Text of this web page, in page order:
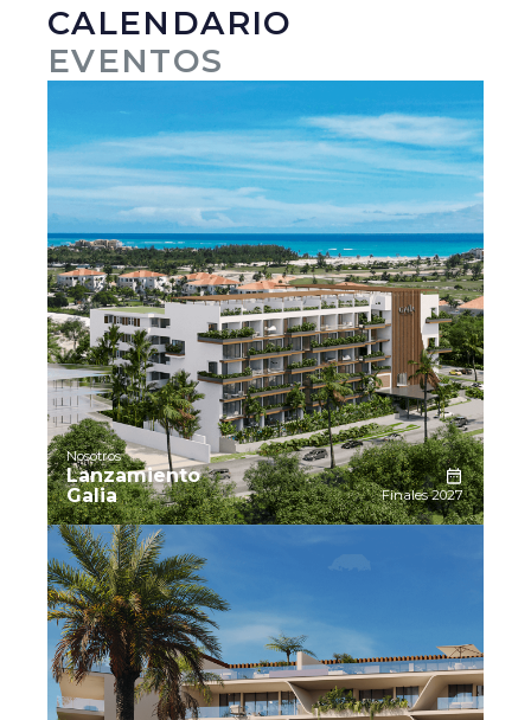
CALENDARIO
EVENTOS
Nosotros
Lanzamiento
Galia
Finales 2027